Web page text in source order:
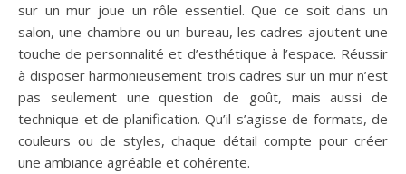
sur un mur joue un rôle essentiel. Que ce soit dans un
salon, une chambre ou un bureau, les cadres ajoutent une
touche de personnalité et d’esthétique à l’espace. Réussir
à disposer harmonieusement trois cadres sur un mur n’est
pas seulement une question de goût, mais aussi de
technique et de planification. Qu’il s’agisse de formats, de
couleurs ou de styles, chaque détail compte pour créer
une ambiance agréable et cohérente.